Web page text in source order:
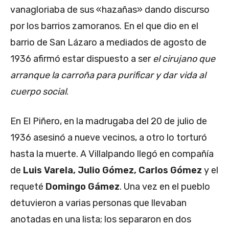
vanagloriaba de sus «hazañas» dando discurso
por los barrios zamoranos. En el que dio en el
barrio de San Lázaro a mediados de agosto de
1936 afirmó estar dispuesto a serel cirujano que
arranque la carroña para purificar y dar vida al
cuerpo social.
En El Piñero, en la madrugaba del 20 de julio de
1936 asesinó a nueve vecinos, a otro lo torturó
hasta la muerte. A Villalpando llegó en compañía
de Luis Varela, Julio Gómez, Carlos Gómez y el
requeté Domingo Gámez. Una vez en el pueblo
detuvieron a varias personas que llevaban
anotadas en una lista; los separaron en dos